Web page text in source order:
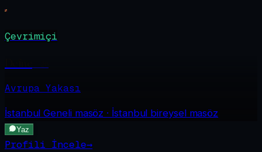
Çevrimiçi
Avrupa Yakası
İstanbul Genelimasöz · İstanbul bireysel masöz
Yaz
Profili İncele→